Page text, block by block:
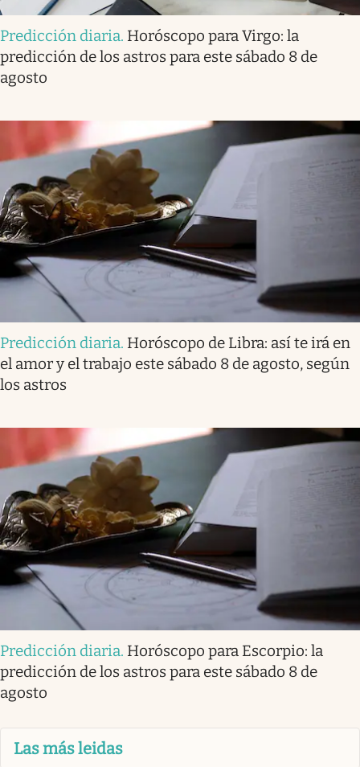
Predicción diaria. Horóscopo para Virgo: la
predicción de los astros para este sábado 8 de
agosto
Predicción diaria. Horóscopo de Libra: así te irá en
el amor y el trabajo este sábado 8 de agosto, según
los astros
Predicción diaria. Horóscopo para Escorpio: la
predicción de los astros para este sábado 8 de
agosto
Las más leidas